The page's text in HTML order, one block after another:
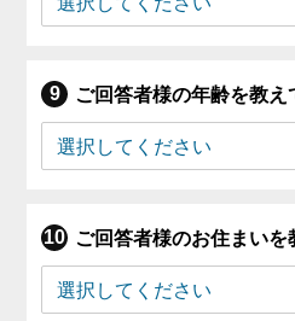
ご回答者様の年齢を教え
ご回答者様のお住まいを